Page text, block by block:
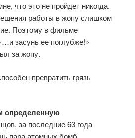
что это не пройдет никогда.
работы в жопу слишком
Поэтому в фильме
засунь ее поглубже!»
за жопу.
превратить грязь
определенную
за последние 63 года
пара атомных бомб.